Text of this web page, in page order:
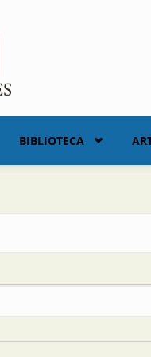
BIBLIOTECA